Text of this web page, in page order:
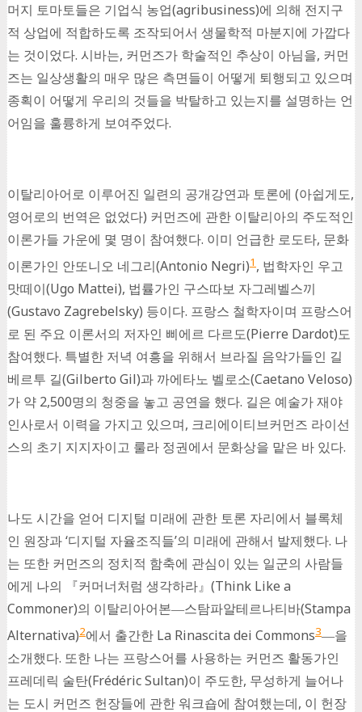
머지 토마토들은 기업식 농업(agribusiness)에 의해 전지구
적 상업에 적합하도록 조작되어서 생물학적 마분지에 가깝다
는 것이었다. 시바는, 커먼즈가 학술적인 추상이 아님을, 커먼
즈는 일상생활의 매우 많은 측면들이 어떻게 퇴행되고 있으며
종획이 어떻게 우리의 것들을 박탈하고 있는지를 설명하는 언
어임을 훌륭하게 보여주었다.
이탈리아어로 이루어진 일련의 공개강연과 토론에 (아쉽게도,
영어로의 번역은 없었다) 커먼즈에 관한 이탈리아의 주도적인
이론가들 가운에 몇 명이 참여했다. 이미 언급한 로도타, 문화
이론가인 안또니오 네그리(Antonio Negri)1 , 법학자인 우고
맛떼이(Ugo Mattei), 법률가인 구스따보 자그레벨스끼
(Gustavo Zagrebelsky) 등이다. 프랑스 철학자이며 프랑스어
로 된 주요 이론서의 저자인 삐에르 다르도(Pierre Dardot)도
참여했다. 특별한 저녁 여흥을 위해서 브라질 음악가들인 길
베르투 길(Gilberto Gil)과 까에타노 벨로소(Caetano Veloso)
가 약 2,500명의 청중을 놓고 공연을 했다. 길은 예술가 재야
인사로서 이력을 가지고 있으며, 크리에이티브커먼즈 라이선
스의 초기 지지자이고 룰라 정권에서 문화상을 맡은 바 있다.
나도 시간을 얻어 디지털 미래에 관한 토론 자리에서 블록체
인 원장과 ‘디지털 자율조직들’의 미래에 관해서 발제했다. 나
는 또한 커먼즈의 정치적 함축에 관심이 있는 일군의 사람들
에게 나의 『커머너처럼 생각하라』(Think Like a
Commoner)의 이탈리아어본―스탐파알테르나티바(Stampa
Alternativa)2에서 출간한 La Rinascita dei Commons3―을
소개했다. 또한 나는 프랑스어를 사용하는 커먼즈 활동가인
프레데릭 술탄(Frédéric Sultan)이 주도한, 무성하게 늘어나
는 도시 커먼즈 헌장들에 관한 워크숍에 참여했는데, 이 헌장